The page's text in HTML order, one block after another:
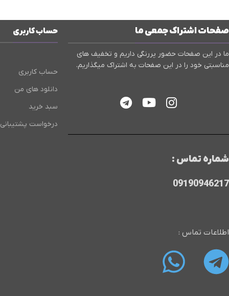
صفحات اشتراک جمعی ما
ما در این صفحات حضور پررنگی داریم و تخفیف های
مناسبتی خود را در این صفحات به اشتراک میگذاریم.
شماره تماس :
09190946217
اطلاعات تماس :
حساب کاربری
حساب کاربری
دانلود های من
سبد خرید
درخواست پشتیبانی